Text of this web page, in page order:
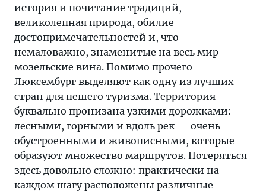
история и почитание традиций,
великолепная природа, обилие
достопримечательностей и, что
немаловажно, знаменитые на весь мир
мозельские вина. Помимо прочего
Люксембург выделяют как одну из лучших
стран для пешего туризма. Территория
буквально пронизана узкими дорожками:
лесными, горными и вдоль рек — очень
обустроенными и живописными, которые
образуют множество маршрутов. Потеряться
здесь довольно сложно: практически на
каждом шагу расположены различные